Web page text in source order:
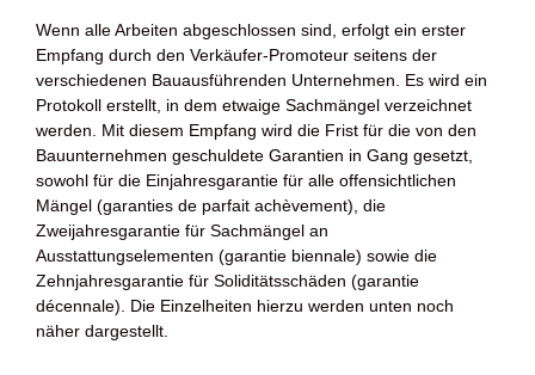
Wenn alle Arbeiten abgeschlossen sind, erfolgt ein erster
Empfang durch den Verkäufer-Promoteur seitens der
verschiedenen Bauausführenden Unternehmen. Es wird ein
Protokoll erstellt, in dem etwaige Sachmängel verzeichnet
werden. Mit diesem Empfang wird die Frist für die von den
Bauunternehmen geschuldete Garantien in Gang gesetzt,
sowohl für die Einjahresgarantie für alle offensichtlichen
Mängel (garanties de parfait achèvement), die
Zweijahresgarantie für Sachmängel an
Ausstattungselementen (garantie biennale) sowie die
Zehnjahresgarantie für Soliditätsschäden (garantie
décennale). Die Einzelheiten hierzu werden unten noch
näher dargestellt.